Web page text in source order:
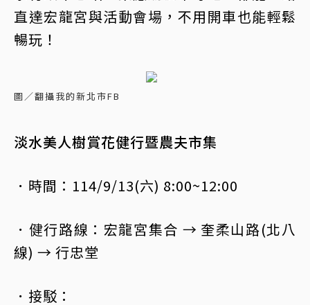
直達宏龍宮與活動會場，不用開車也能輕鬆
暢玩！
圖／翻攝我的新北市FB
淡水美人樹賞花健行暨農夫市集
．時間：114/9/13(六) 8:00~12:00
．健行路線：宏龍宮集合 → 奎柔山路(北八
線) → 行忠堂
．接駁：